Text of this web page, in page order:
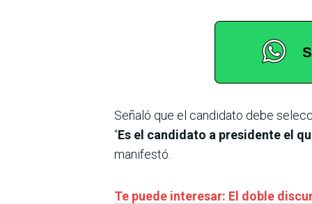
Señaló que el candidato debe
“Es el candidato a presidente el
manifestó.
Te puede interesar: El doble